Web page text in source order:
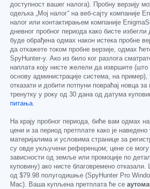
доступност вашег налога). Пробну верзију
одељка „Мој налог“ на веб-сајту компаније
налог или контактирањем компаније
дневног пробног периода како бисте
буде обрађена одмах након истека пробне
да откажете током пробне верзије, одмах
SpyHunter-у. Ако из било ког разлога
наплата коју нисте желели да извршите
основу администрације система, на пример),
отказати и добити потпуни повраћај новца
тренутку у року од 30 дана од датума
питања.
На крају пробног периода, биће вам одмах
цени и за период претплате како је
материјалима и условима странице за
су овде укључени референцом; цене се могу
зависности од земље или промоције по
куповину) ако нисте благовремено
од $79.98 полугодишње (SpyHunter Pro
Mac). Ваша купљена претплата ће се